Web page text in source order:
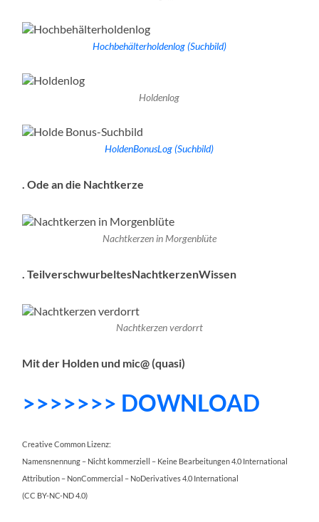
Hochbehälterholdenlog (Suchbild)
Holdenlog
HoldenBonusLog (Suchbild)
. Ode an die Nachtkerze
Nachtkerzen in Morgenblüte
. TeilverschwurbeltesNachtkerzenWissen
Nachtkerzen verdorrt
Mit der Holden und mic@(quasi)
>>>>>>> DOWNLOAD
Creative Common Lizenz:
Namensnennung – Nicht kommerziell – Keine Bearbeitungen 4.0 International
Attribution – NonCommercial – NoDerivatives 4.0 International
(CC BY-NC-ND 4.0)